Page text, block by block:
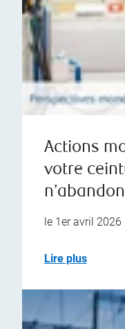
Actions
votre
le 1er avril 2026
Lire plus